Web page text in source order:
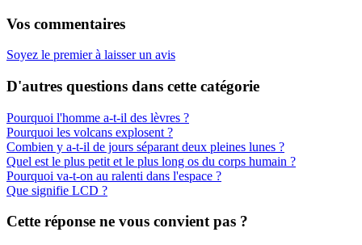
Vos commentaires
Soyez le premier à laisser un avis
D'autres questions dans cette catégorie
Pourquoi l'homme a-t-il des lèvres ?
Pourquoi les volcans explosent ?
Combien y a-t-il de jours séparant deux pleines lunes ?
Quel est le plus petit et le plus long os du corps humain ?
Pourquoi va-t-on au ralenti dans l'espace ?
Que signifie LCD ?
Cette réponse ne vous convient pas ?